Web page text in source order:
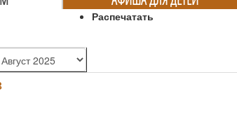
Распечатать